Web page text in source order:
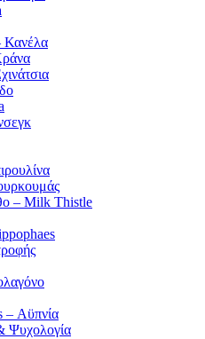
Κανέλα
– Milk Thistle
– Αϋπνία
Ψυχολογία